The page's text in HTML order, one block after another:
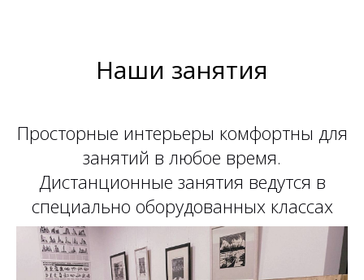
Наши занятия
Просторные интерьеры комфортны для
занятий в любое время.
Дистанционные занятия ведутся в
специально оборудованных классах